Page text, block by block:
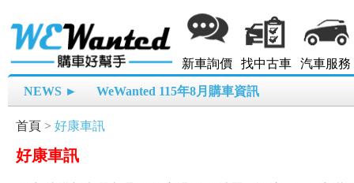
新車詢價 找中古車 汽車服務
NEWS ► WeWanted 115年8月購車資訊
首頁 > 好康車訊
好康車訊